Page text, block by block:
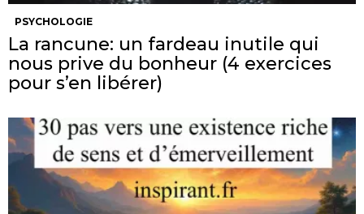
PSYCHOLOGIE
La rancune: un fardeau inutile qui
nous prive du bonheur (4 exercices
pour s’en libérer)